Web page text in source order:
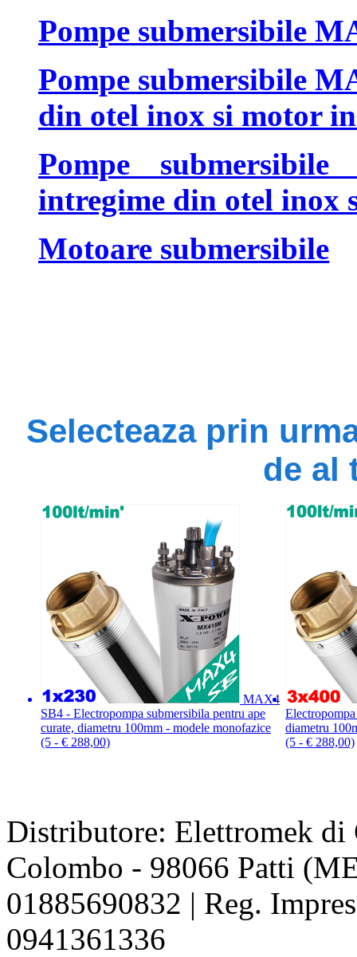
Pompe submersibile
Pompe submersibile
din otel inox si motor
Pompe
intregime din otel inox
Motoare submersibile
Selecteaza prin
de al
MAX4
SB4 - Electropompa submersibila pentru ape
curate, diametru 100mm - modele monofazice
(5 - € 288,00)
diametru
(5 - € 288,00)
Distributore: Elettromek di
Colombo - 98066 Patti
01885690832 | Reg.
0941361336